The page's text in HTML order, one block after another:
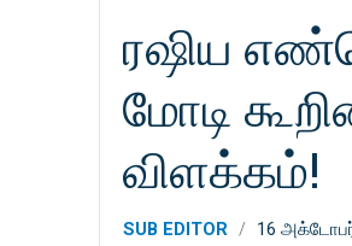
ரஷிய
மோடி
விளக்கம்!
SUB EDITOR 16